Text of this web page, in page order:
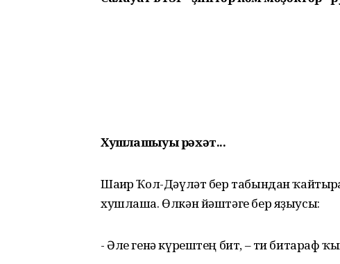
Хушлашыуы рәхәт...
Шағир Ҡол-Дәүләт бер табындан
хушлаша. Өлкән йәштәге бер яҙыусы:
- Әле генә күрештең бит, – ти битараф